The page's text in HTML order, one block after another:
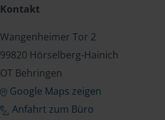
Kontakt
Wangenheimer Tor 2
99820 Hörselberg-Hainich
OT Behringen
Google Maps zeigen
Anfahrt zum Büro